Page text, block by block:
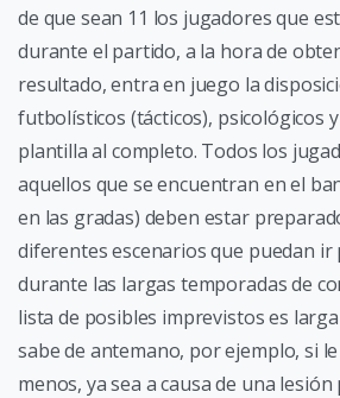
de que sean 11 los jugadores que
durante el partido, a la hora de
resultado, entra en juego la
futbolísticos (tácticos), psicológicos
plantilla al completo. Todos los
aquellos que se encuentran en el
en las gradas) deben estar
diferentes escenarios que puedan ir
durante las largas temporadas de
lista de posibles imprevistos es
sabe de antemano, por ejemplo, si
menos, ya sea a causa de una